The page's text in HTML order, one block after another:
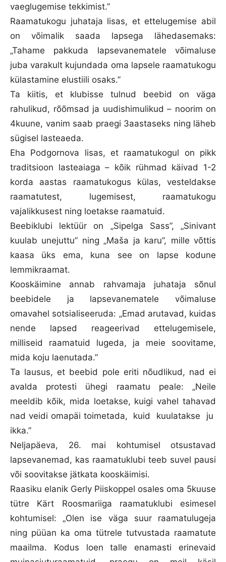
vaeglugemise tekkimist.”
Raamatukogu juhataja lisas, et ettelugemise abil
on võimalik saada lapsega lähedasemaks:
„Tahame pakkuda lapsevanematele võimaluse
juba varakult kujundada oma lapsele raamatukogu
külastamine elustiili osaks.”
Ta kiitis, et klubisse tulnud beebid on väga
rahulikud, rõõmsad ja uudishimulikud – noorim on
4kuune, vanim saab praegi 3aastaseks ning läheb
sügisel lasteaeda.
Eha Podgornova lisas, et raamatukogul on pikk
traditsioon lasteaiaga – kõik rühmad käivad 1-2
korda aastas raamatukogus külas, vesteldakse
raamatutest, lugemisest, raamatukogu
vajalikkusest ning loetakse raamatuid.
Beebiklubi lektüür on „Sipelga Sass”, „Sinivant
kuulab unejuttu” ning „Maša ja karu”, mille võttis
kaasa üks ema, kuna see on lapse kodune
lemmikraamat.
Kooskäimine annab rahvamaja juhataja sõnul
beebidele ja lapsevanematele võimaluse
omavahel sotsialiseeruda: „Emad arutavad, kuidas
nende lapsed reageerivad ettelugemisele,
milliseid raamatuid lugeda, ja meie soovitame,
mida koju laenutada.”
Ta lausus, et beebid pole eriti nõudlikud, nad ei
avalda protesti ühegi raamatu peale: „Neile
meeldib kõik, mida loetakse, kuigi vahel tahavad
nad veidi omapäi toimetada, kuid kuulatakse ju
ikka.”
Neljapäeva, 26. mai kohtumisel otsustavad
lapsevanemad, kas raamatuklubi teeb suvel pausi
või soovitakse jätkata kooskäimisi.
Raasiku elanik Gerly Piiskoppel osales oma 5kuuse
tütre Kärt Roosmariiga raamatuklubi esimesel
kohtumisel: „Olen ise väga suur raamatulugeja
ning püüan ka oma tütrele tutvustada raamatute
maailma. Kodus loen talle enamasti erinevaid